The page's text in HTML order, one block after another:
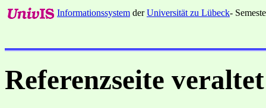
Informationssystem derUniversität zu Lübeck-
Referenzseite veraltet